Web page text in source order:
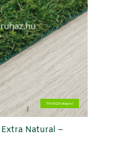
TAVASZI (világos)
Natural –